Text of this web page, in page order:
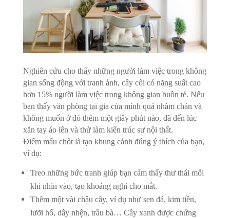
Nghiên cứu cho thấy những người làm việc trong không
gian sống động với tranh ảnh, cây cối có năng suất cao
hơn 15% người làm việc trong không gian buồn tẻ. Nếu
bạn thấy văn phòng tại gia của mình quá nhàm chán và
không muốn ở đó thêm một giây phút nào, đã đến lúc
xắn tay áo lên và thử làm kiến trúc sư nội thất.
Điểm mấu chốt là tạo khung cảnh đúng ý thích của bạn,
ví dụ:
Treo những bức tranh giúp bạn cảm thấy thư thái mỗi
khi nhìn vào, tạo khoảng nghỉ cho mắt.
Thêm một vài chậu cây, ví dụ như sen đá, kim tiền,
lưỡi hổ, dây nhện, trầu bà… Cây xanh được chứng